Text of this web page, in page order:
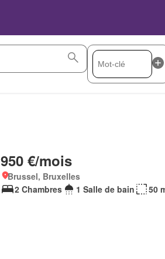
950 €/mois
Brussel, Bruxelles
2 Chambres
1 Salle de bain 50